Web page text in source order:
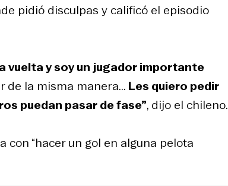
pidió disculpas y calificó el episodio
vuelta y soy un jugador importante
de la misma manera... Les quiero pedir
puedan pasar de fase”, dijo el chileno.
“hacer un gol en alguna pelota